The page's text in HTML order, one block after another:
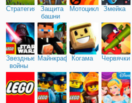
Стратегия
Защита
башни
МотоциклыЗмейка
Звездные
войны
МайнкрафтКогама Червячки